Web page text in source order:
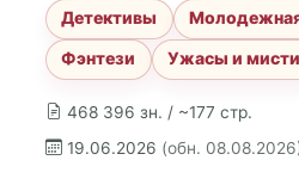
468 396 зн. / ~177 стр.
19.06.2026 (обн.
Детективы
Фэнтези
Ужасы и